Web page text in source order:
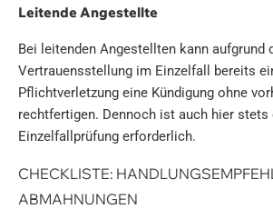
Leitende Angestellte
Bei leitenden Angestellten kann aufgrund
Vertrauensstellung im Einzelfall bereits
Pflichtverletzung eine Kündigung ohne
rechtfertigen. Dennoch ist auch hier stets
Einzelfallprüfung erforderlich.
CHECKLISTE:
ABMAHNUNGEN